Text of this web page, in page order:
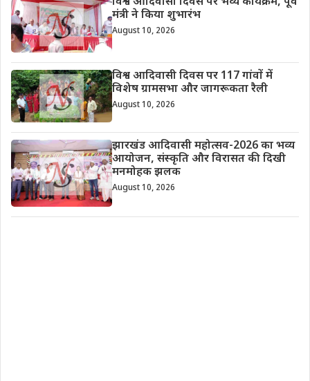
मंत्री ने किया शुभारंभ
August 10, 2026
विश्व आदिवासी दिवस पर 117 गांवों में
विशेष ग्रामसभा और जागरूकता रैली
August 10, 2026
झारखंड आदिवासी महोत्सव-2026 का भव्य
आयोजन, संस्कृति और विरासत की दिखी
मनमोहक झलक
August 10, 2026